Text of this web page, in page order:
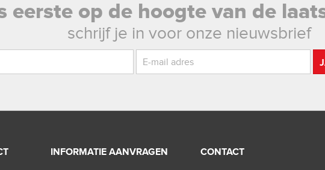
eerste op de hoogte van de
schrijf je in voor onze nieuwsbrief
INFORMATIE AANVRAGEN CONTACT